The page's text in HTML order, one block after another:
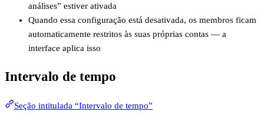
análises” estiver ativada
Quando essa configuração está desativada, os membros ficam
automaticamente restritos às suas próprias contas — a
interface aplica isso
Intervalo de tempo
Seção intitulada “Intervalo de tempo”